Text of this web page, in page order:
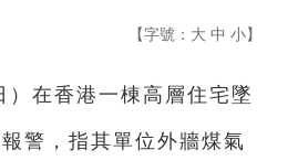
【字號： 大 中 小】
在香港一棟高層住宅墜
警，指其單位外牆煤氣